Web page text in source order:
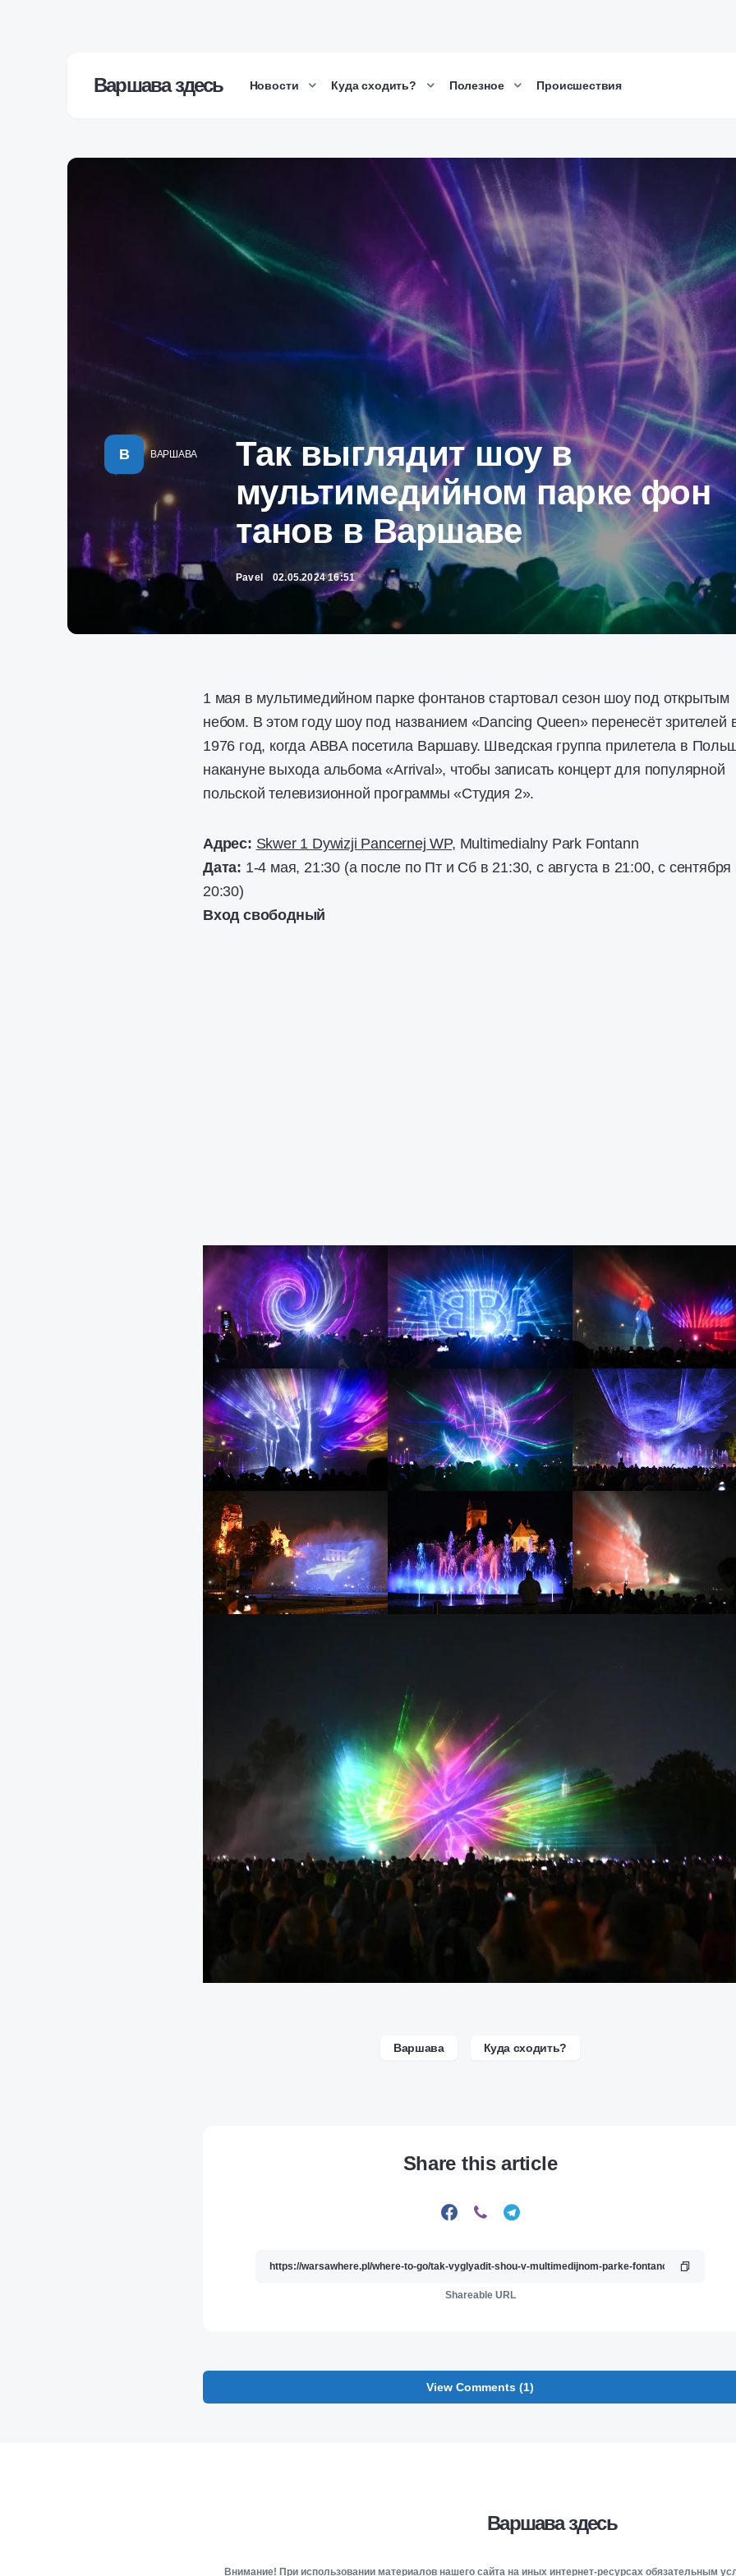
Варшава здесь Новости Куда сходить? Полезное Происшествия
В ВАРШАВА
Так выглядит шоу в
мультимедийном парке фон
танов в Варшаве
Pavel 02.05.2024 16:51
1 мая в мультимедийном парке фонтанов стартовал сезон шоу под открытым
небом. В этом году шоу под названием «Dancing Queen» перенесёт зрителей
1976 год, когда ABBA посетила Варшаву. Шведская группа прилетела в
накануне выхода альбома «Arrival», чтобы записать концерт для популярной
польской телевизионной программы «Студия 2».
Адрес: Skwer 1 Dywizji Pancernej WP, Multimedialny Park Fontann
Дата: 1-4 мая, 21:30 (а после по Пт и Сб в 21:30, с августа в 21:00, с сентября
20:30)
Вход свободный
Варшава Куда сходить?
Share this article
Shareable URL
View Comments (1)
Варшава здесь
Внимание! При использовании материалов нашего сайта на иных интернет-ресурсах обязательным